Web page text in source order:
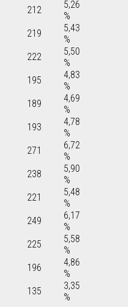
212
5,26
%
219
5,43
%
222
5,50
%
195
4,83
%
189
4,69
%
193
4,78
%
271
6,72
%
238
5,90
%
221
5,48
%
249
6,17
%
225
5,58
%
196
4,86
%
135
3,35
%